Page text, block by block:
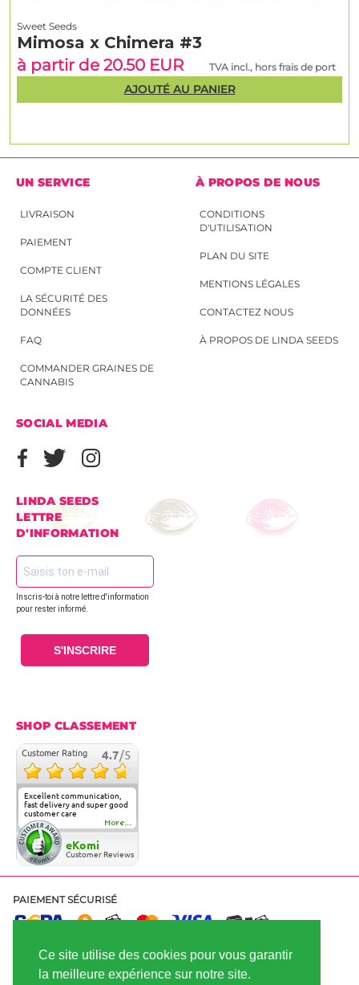
Ce site utilise des cookies pour vous garantir
la meilleure expérience sur notre site.
Sweet Seeds
Mimosa x Chimera #3
à partir de 20.50 EUR
TVA incl., hors frais de port
AJOUTÉ AU PANIER
UN SERVICE
LIVRAISON
PAIEMENT
COMPTE CLIENT
LA SÉCURITÉ DES
DONNÉES
FAQ
COMMANDER GRAINES DE
CANNABIS
À PROPOS DE NOUS
CONDITIONS
D'UTILISATION
PLAN DU SITE
MENTIONS LÉGALES
CONTACTEZ NOUS
À PROPOS DE LINDA SEEDS
SOCIAL MEDIA
LINDA SEEDS
LETTRE
D'INFORMATION
Inscris-toi à notre lettre d'information
pour rester informé.
S'INSCRIRE
SHOP CLASSEMENT
Customer Rating 4.7/5
Excellent communication,
fast delivery and super good
customer care
More...
eKomi
Customer Reviews
PAIEMENT SÉCURISÉ
EXPÉDITION RAPIDE